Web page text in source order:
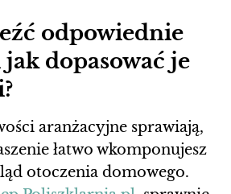
odpowiednie
dopasować je
aranżacyjne sprawiają,
łatwo wkomponujesz
otoczenia domowego.